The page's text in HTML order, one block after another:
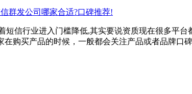
群发公司哪家合适?口碑推荐!
短信行业进入门槛降低,其实要说资质现在很多平
在购买产品的时候，一般都会关注产品或者品牌口